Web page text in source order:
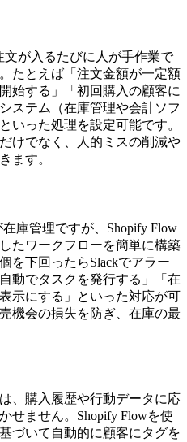
文が入るたびに人が手作業で
たとえば「注文金額が一定額
始する」「初回購入の顧客に
ステム（在庫管理や会計ソフ
いった処理を設定可能です。
けでなく、人的ミスの削減や
ます。
庫管理ですが、Shopify Flow
たワークフローを簡単に構築
を下回ったらSlackでアラー
動でタスクを発行する」「在
示にする」といった対応が可
機会の損失を防ぎ、在庫の最
、購入履歴や行動データに応
せません。Shopify Flowを使
づいて自動的に顧客にタグを